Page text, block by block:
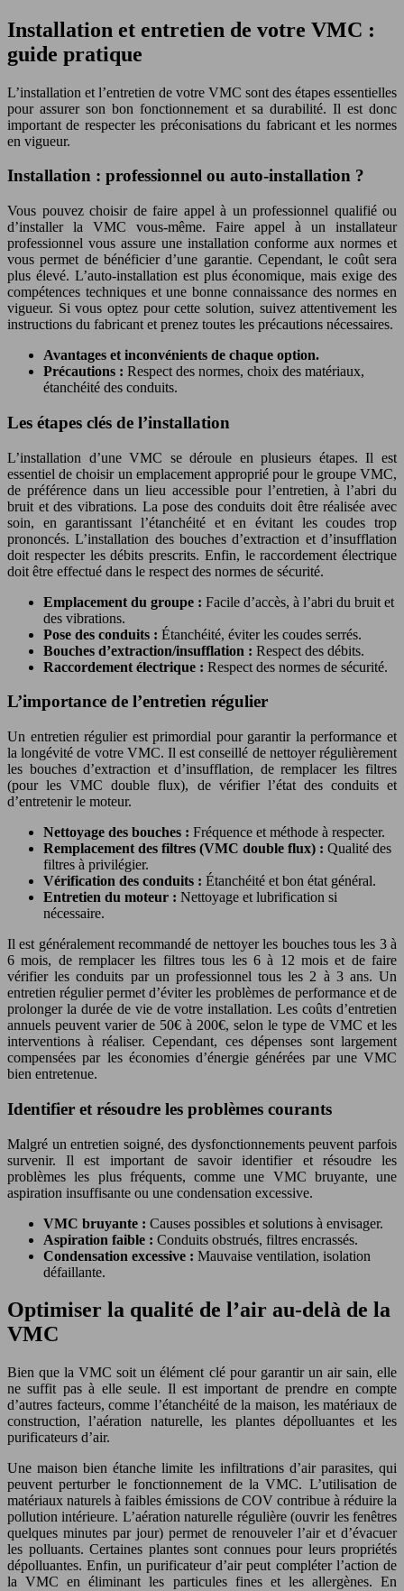
Installation et entretien de votre VMC :
guide pratique
L’installation et l’entretien de votre VMC sont des étapes essentielles
pour assurer son bon fonctionnement et sa durabilité. Il est donc
important de respecter les préconisations du fabricant et les normes
en vigueur.
Installation : professionnel ou auto-installation ?
Vous pouvez choisir de faire appel à un professionnel qualifié ou
d’installer la VMC vous-même. Faire appel à un installateur
professionnel vous assure une installation conforme aux normes et
vous permet de bénéficier d’une garantie. Cependant, le coût sera
plus élevé. L’auto-installation est plus économique, mais exige des
compétences techniques et une bonne connaissance des normes en
vigueur. Si vous optez pour cette solution, suivez attentivement les
instructions du fabricant et prenez toutes les précautions nécessaires.
Avantages et inconvénients de chaque option.
Précautions : Respect des normes, choix des matériaux,
étanchéité des conduits.
Les étapes clés de l’installation
L’installation d’une VMC se déroule en plusieurs étapes. Il est
essentiel de choisir un emplacement approprié pour le groupe VMC,
de préférence dans un lieu accessible pour l’entretien, à l’abri du
bruit et des vibrations. La pose des conduits doit être réalisée avec
soin, en garantissant l’étanchéité et en évitant les coudes trop
prononcés. L’installation des bouches d’extraction et d’insufflation
doit respecter les débits prescrits. Enfin, le raccordement électrique
doit être effectué dans le respect des normes de sécurité.
Emplacement du groupe : Facile d’accès, à l’abri du bruit et
des vibrations.
Pose des conduits : Étanchéité, éviter les coudes serrés.
Bouches d’extraction/insufflation : Respect des débits.
Raccordement électrique : Respect des normes de sécurité.
L’importance de l’entretien régulier
Un entretien régulier est primordial pour garantir la performance et
la longévité de votre VMC. Il est conseillé de nettoyer régulièrement
les bouches d’extraction et d’insufflation, de remplacer les filtres
(pour les VMC double flux), de vérifier l’état des conduits et
d’entretenir le moteur.
Nettoyage des bouches : Fréquence et méthode à respecter.
Remplacement des filtres (VMC double flux) : Qualité des
filtres à privilégier.
Vérification des conduits : Étanchéité et bon état général.
Entretien du moteur : Nettoyage et lubrification si
nécessaire.
Il est généralement recommandé de nettoyer les bouches tous les 3 à
6 mois, de remplacer les filtres tous les 6 à 12 mois et de faire
vérifier les conduits par un professionnel tous les 2 à 3 ans. Un
entretien régulier permet d’éviter les problèmes de performance et de
prolonger la durée de vie de votre installation. Les coûts d’entretien
annuels peuvent varier de 50€ à 200€, selon le type de VMC et les
interventions à réaliser. Cependant, ces dépenses sont largement
compensées par les économies d’énergie générées par une VMC
bien entretenue.
Identifier et résoudre les problèmes courants
Malgré un entretien soigné, des dysfonctionnements peuvent parfois
survenir. Il est important de savoir identifier et résoudre les
problèmes les plus fréquents, comme une VMC bruyante, une
aspiration insuffisante ou une condensation excessive.
VMC bruyante : Causes possibles et solutions à envisager.
Aspiration faible : Conduits obstrués, filtres encrassés.
Condensation excessive : Mauvaise ventilation, isolation
défaillante.
Optimiser la qualité de l’air au-delà de la
VMC
Bien que la VMC soit un élément clé pour garantir un air sain, elle
ne suffit pas à elle seule. Il est important de prendre en compte
d’autres facteurs, comme l’étanchéité de la maison, les matériaux de
construction, l’aération naturelle, les plantes dépolluantes et les
purificateurs d’air.
Une maison bien étanche limite les infiltrations d’air parasites, qui
peuvent perturber le fonctionnement de la VMC. L’utilisation de
matériaux naturels à faibles émissions de COV contribue à réduire la
pollution intérieure. L’aération naturelle régulière (ouvrir les fenêtres
quelques minutes par jour) permet de renouveler l’air et d’évacuer
les polluants. Certaines plantes sont connues pour leurs propriétés
dépolluantes. Enfin, un purificateur d’air peut compléter l’action de
la VMC en éliminant les particules fines et les allergènes. En